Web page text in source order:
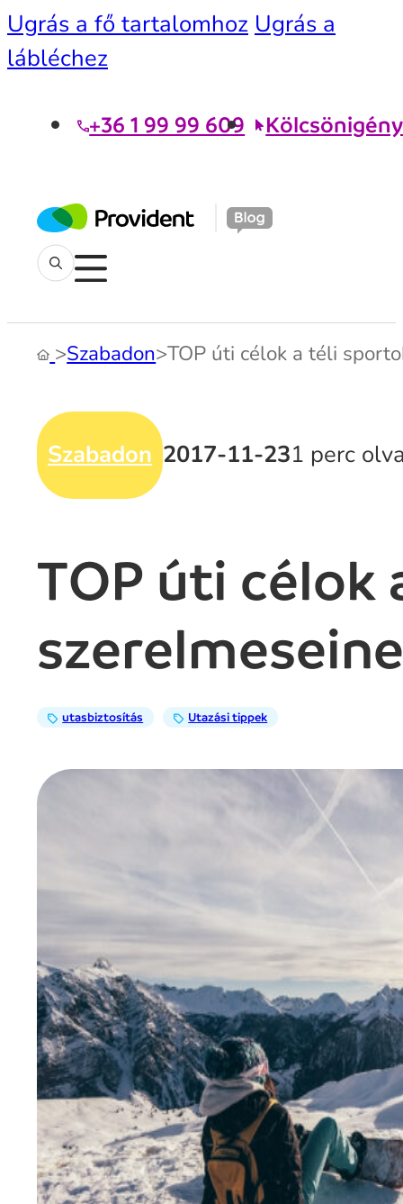
Ugrás a fő tartalomhoz Ugrás a
lábléchez
+36 1 99 99 609
>Szabadon>TOP úti célok a téli
Szabadon 2017-11-231 perc
TOP úti
utasbiztosítás Utazási tippek